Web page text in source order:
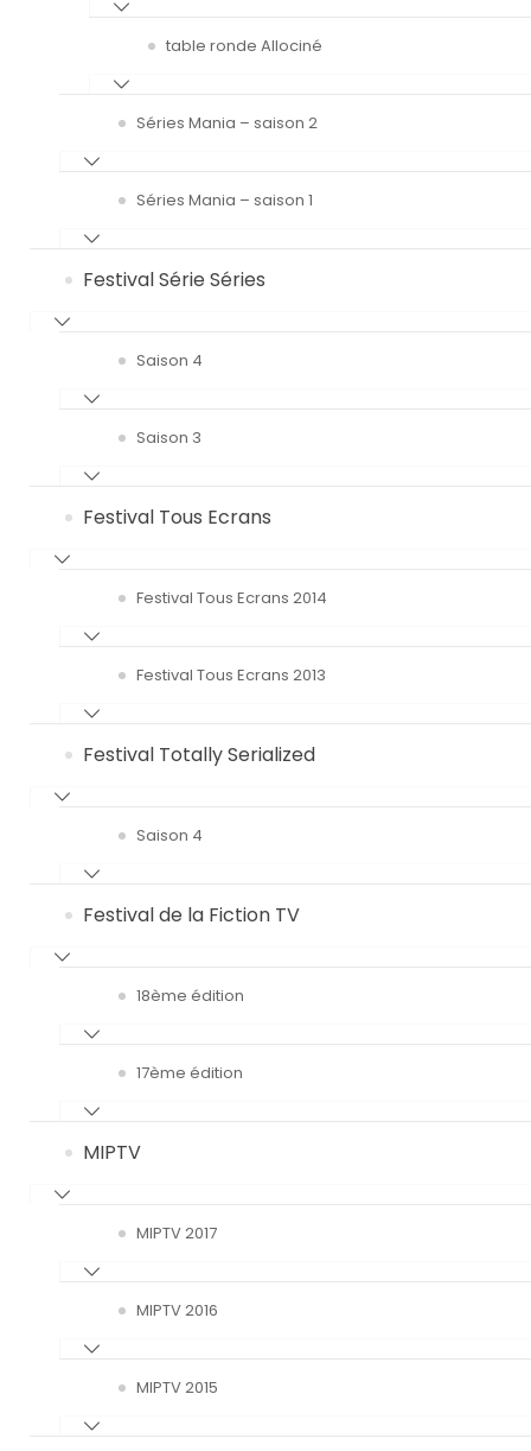
table ronde Allociné
Séries Mania – saison 2
Séries Mania – saison 1
Festival Série Séries
Saison 4
Saison 3
Festival Tous Ecrans
Festival Tous Ecrans 2014
Festival Tous Ecrans 2013
Festival Totally Serialized
Saison 4
Festival de la Fiction TV
18ème édition
17ème édition
MIPTV
MIPTV 2017
MIPTV 2016
MIPTV 2015